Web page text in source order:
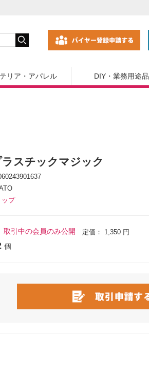
リア・アパレル DIY・業務用途品
スチックマジック
ップ
取引中の会員のみ公開 定価： 1,350 円
個